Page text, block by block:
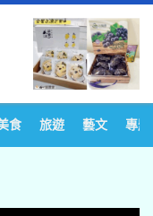
食 旅遊 藝文 專題